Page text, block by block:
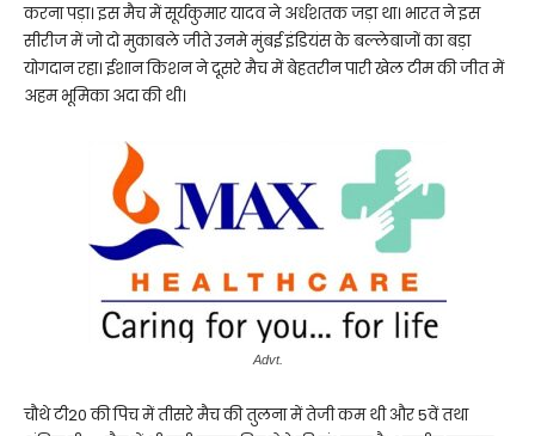
करना पड़ा। इस मैच में सूर्यकुमार यादव ने अर्धशतक जड़ा था। भारत ने इस
सीरीज में जो दो मुकाबले जीते उनमे मुंबई इंडियंस के बल्लेबाजों का बड़ा
योगदान रहा। ईशान किशन ने दूसरे मैच में बेहतरीन पारी खेल टीम की जीत में
अहम भूमिका अदा की थी।
Advt.
चौथे टी20 की पिच में तीसरे मैच की तुलना में तेजी कम थी और 5वें तथा